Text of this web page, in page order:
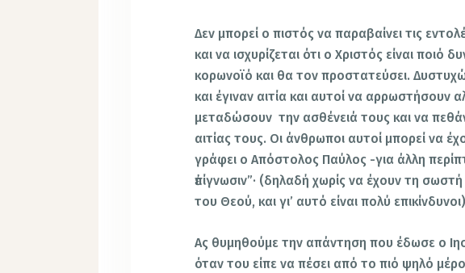
Δεν μπορεί ο πιστός να παραβαίνει τις
και να ισχυρίζεται ότι ο Χριστός είναι ποιό
κορωνοϊό και θα τον προστατεύσει.
και έγιναν αιτία και αυτοί να αρρωστήσουν
μεταδώσουν την ασθένειά τους και να
αιτίας τους. Οι άνθρωποι αυτοί μπορεί να
γράφει ο Απόστολος Παύλος -για άλλη
ἐπίγνωσιν”· (δηλαδή χωρίς να έχουν τη
του Θεού, και γι’ αυτό είναι πολύ
Ας θυμηθούμε την απάντηση που έδωσε ο
όταν του είπε να πέσει από το πιό ψηλό